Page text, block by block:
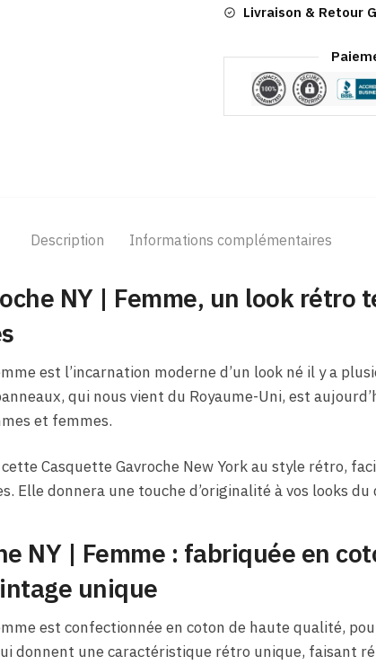
Livraison & Retour
Description Informations complémentaires
NY | Femme, un look rétro
est l’incarnation moderne d’un look né il y a
qui nous vient du Royaume-Uni, est
et femmes.
Casquette Gavroche New York au style rétro,
Elle donnera une touche d’originalité à vos looks du
NY | Femme : fabriquée en
unique
est confectionnée en coton de haute qualité,
donnent une caractéristique rétro unique, faisant